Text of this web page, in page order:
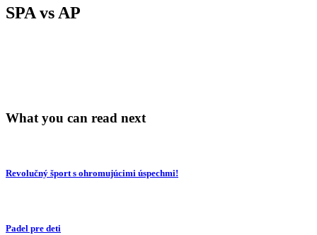
SPA vs AP
What you can read next
Revolučný šport s ohromujúcimi úspechmi!
Padel pre deti